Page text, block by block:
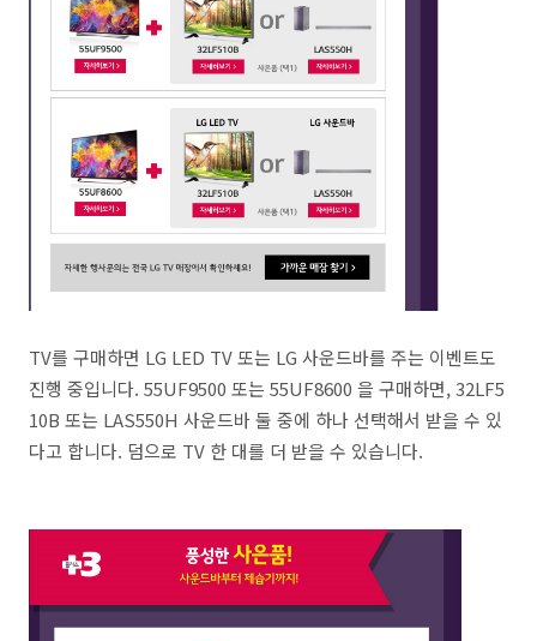
TV를 구매하면 LG LED TV 또는 LG 사운드바를 주는 이벤트도
진행 중입니다. 55UF9500 또는 55UF8600 을 구매하면, 32LF5
10B 또는 LAS550H 사운드바 둘 중에 하나 선택해서 받을 수 있
다고 합니다. 덤으로 TV 한 대를 더 받을 수 있습니다.